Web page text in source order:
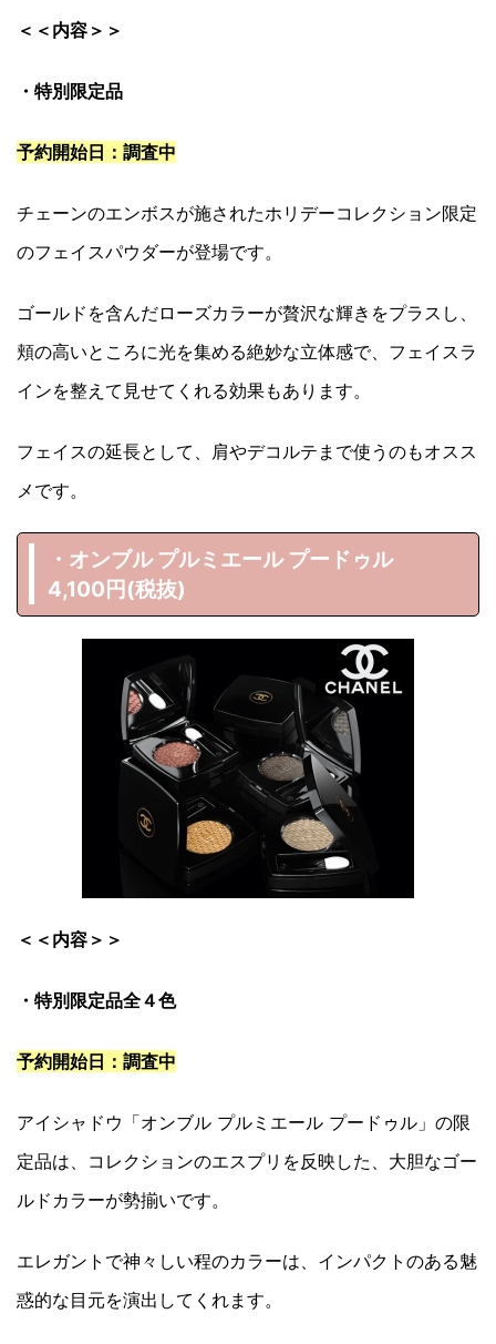
＜＜内容＞＞
・特別限定品
予約開始日：調査中
チェーンのエンボスが施されたホリデーコレクション限定
のフェイスパウダーが登場です。
ゴールドを含んだローズカラーが贅沢な輝きをプラスし、
頬の高いところに光を集める絶妙な立体感で、フェイスラ
インを整えて見せてくれる効果もあります。
フェイスの延長として、肩やデコルテまで使うのもオスス
メです。
・オンブル プルミエール プードゥル
4,100円(税抜)
＜＜内容＞＞
・特別限定品全４色
予約開始日：調査中
アイシャドウ「オンブル プルミエール プードゥル」の限
定品は、コレクションのエスプリを反映した、大胆なゴー
ルドカラーが勢揃いです。
エレガントで神々しい程のカラーは、インパクトのある魅
惑的な目元を演出してくれます。